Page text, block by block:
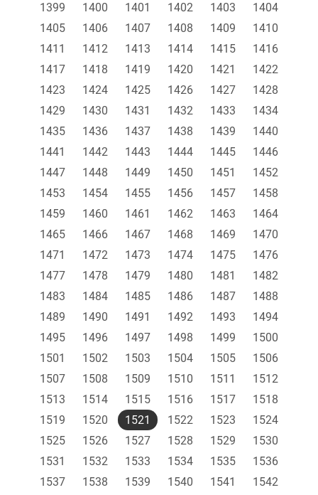
1399
1400 1401 1402 1403
1404
1405
1406 1407 1408 1409
1410
1411
1412 1413 1414 1415
1416
1417
1418 1419 1420 1421
1422
1423
1424 1425 1426 1427
1428
1429
1430 1431 1432 1433
1434
1435
1436 1437 1438 1439
1440
1441
1442 1443 1444 1445
1446
1447
1448 1449 1450 1451
1452
1453
1454 1455 1456 1457
1458
1459
1460 1461 1462 1463
1464
1465
1466 1467 1468 1469
1470
1471
1472 1473 1474 1475
1476
1477
1478 1479 1480 1481
1482
1483
1484 1485 1486 1487
1488
1489
1490 1491 1492 1493
1494
1495
1496 1497 1498 1499
1500
1501
1502 1503 1504 1505
1506
1507
1508 1509 1510 1511
1512
1513
1514 1515 1516 1517
1518
1519
1520 1521 1522 1523
1524
1525
1526 1527 1528 1529
1530
1531
1532 1533 1534 1535
1536
1537
1538 1539 1540 1541
1542